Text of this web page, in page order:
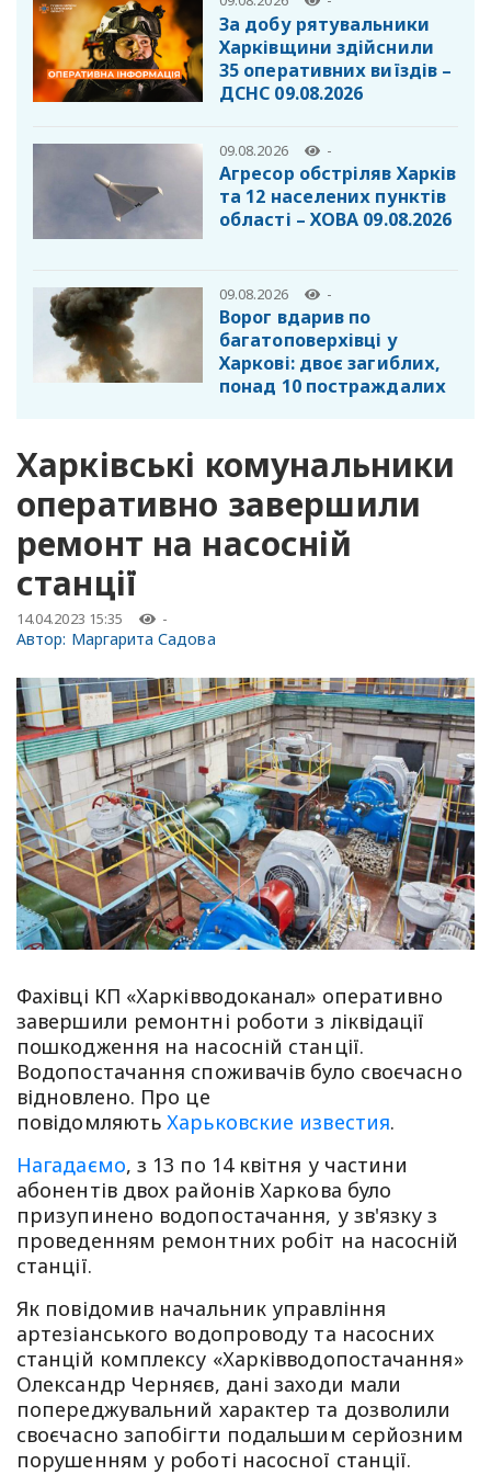
За добу рятувальники
Харківщини здійснили
35 оперативних виїздів –
ДСНС 09.08.2026
09.08.2026 -
Агресор обстріляв Харків
та 12 населених пунктів
області – ХОВА 09.08.2026
09.08.2026 -
Ворог вдарив по
багатоповерхівці у
Харкові: двоє загиблих,
понад 10 постраждалих
Харківські комунальники
оперативно завершили
ремонт на насосній
станції
14.04.2023 15:35 -
Автор: Маргарита Садова
Фахівці КП «Харківводоканал» оперативно
завершили ремонтні роботи з ліквідації
пошкодження на насосній станції.
Водопостачання споживачів було своєчасно
відновлено. Про це
повідомляютьХарьковские известия.
Нагадаємо, з 13 по 14 квітня у частини
абонентів двох районів Харкова було
призупинено водопостачання, у зв'язку з
проведенням ремонтних робіт на насосній
станції.
Як повідомив начальник управління
артезіанського водопроводу та насосних
станцій комплексу «Харківводопостачання»
Олександр Черняєв, дані заходи мали
попереджувальний характер та дозволили
своєчасно запобігти подальшим серйозним
порушенням у роботі насосної станції.